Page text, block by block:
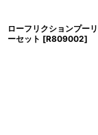
ローフリクションプーリ
ーセット [R809002]